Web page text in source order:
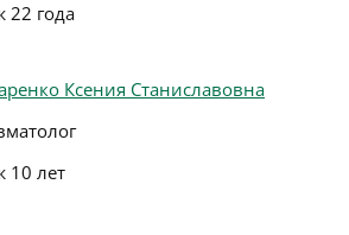
22 года
Ксения Станиславовна
10 лет